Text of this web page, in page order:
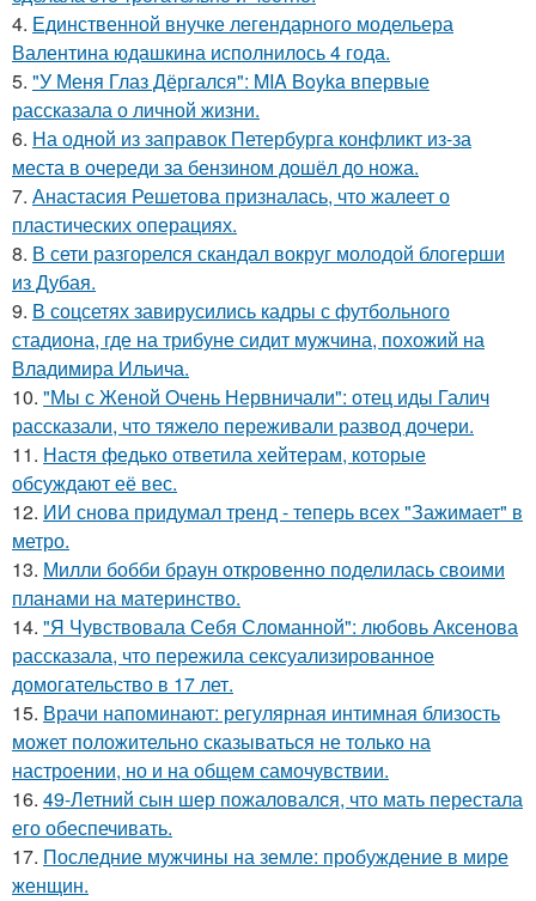
4. Единственной внучке легендарного модельера
Валентина юдашкина исполнилось 4 года.
5. "У Меня Глаз Дёргался": MIA Boyka впервые
рассказала о личной жизни.
6. На одной из заправок Петербурга конфликт из-за
места в очереди за бензином дошёл до ножа.
7. Анастасия Решетова призналась, что жалеет о
пластических операциях.
8. В сети разгорелся скандал вокруг молодой блогерши
из Дубая.
9. В соцсетях завирусились кадры с футбольного
стадиона, где на трибуне сидит мужчина, похожий на
Владимира Ильича.
10. "Мы с Женой Очень Нервничали": отец иды Галич
рассказали, что тяжело переживали развод дочери.
11. Настя федько ответила хейтерам, которые
обсуждают её вес.
12. ИИ снова придумал тренд - теперь всех "Зажимает" в
метро.
13. Милли бобби браун откровенно поделилась своими
планами на материнство.
14. "Я Чувствовала Себя Сломанной": любовь Аксенова
рассказала, что пережила сексуализированное
домогательство в 17 лет.
15. Врачи напоминают: регулярная интимная близость
может положительно сказываться не только на
настроении, но и на общем самочувствии.
16. 49-Летний сын шер пожаловался, что мать перестала
его обеспечивать.
17. Последние мужчины на земле: пробуждение в мире
женщин.